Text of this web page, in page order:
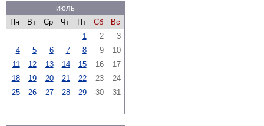
июль
Пн
Вт Ср Чт Пт Сб
Вс
1
2
3
4
5 6 7 8 9
10
11
12 13 14 15 16
17
18
19 20 21 22 23
24
25
26 27 28 29 30 31